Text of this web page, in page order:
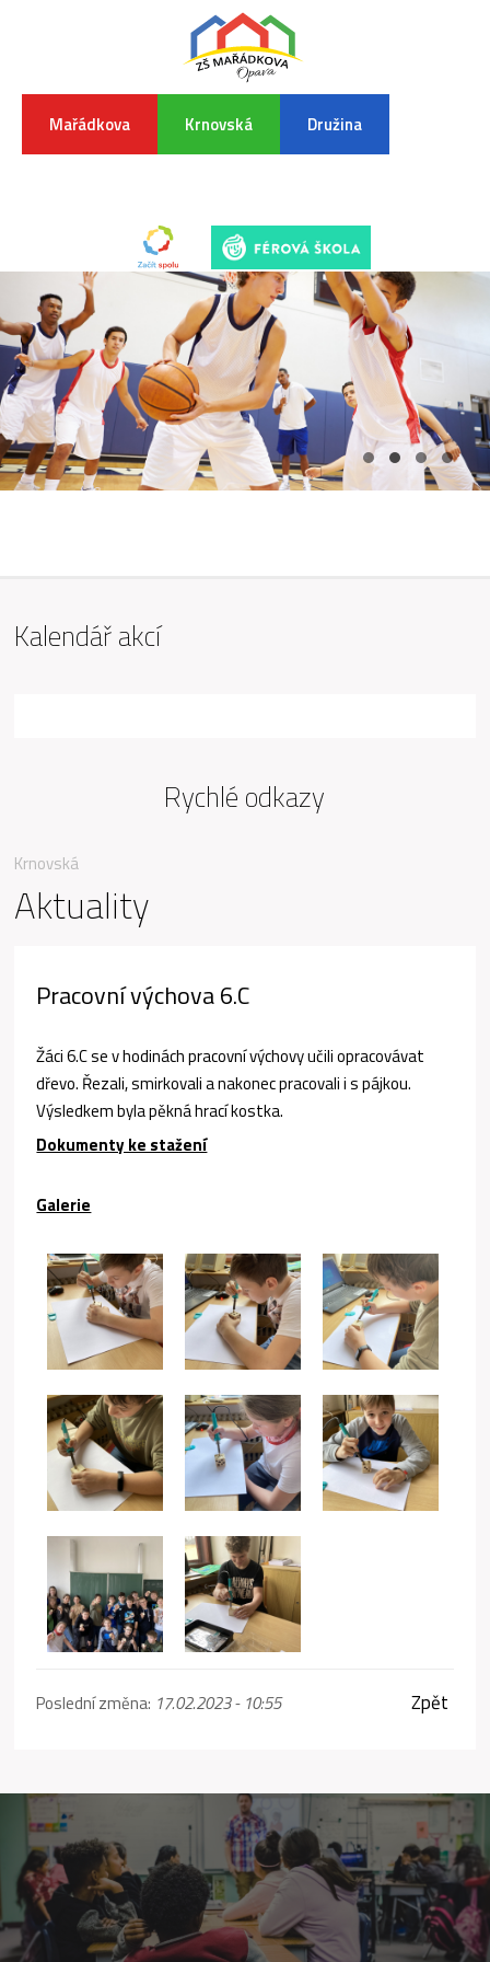
Mařádkova Krnovská Družina
Krnovská
Aktuality
Pracovní výchova 6.C
Žáci 6.C se v hodinách pracovní výchovy učili opracovávat
dřevo. Řezali, smirkovali a nakonec pracovali i s pájkou.
Výsledkem byla pěkná hrací kostka.
Dokumenty ke stažení
Galerie
Poslední změna: 17.02.2023 - 10:55 Zpět
Kalendář akcí
Rychlé odkazy